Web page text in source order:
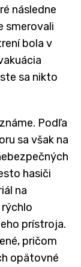
následne
smerovali
bola v
sa nikto
Podľa
sa však na
hasiči
na
prístroja.
pričom
opätovné